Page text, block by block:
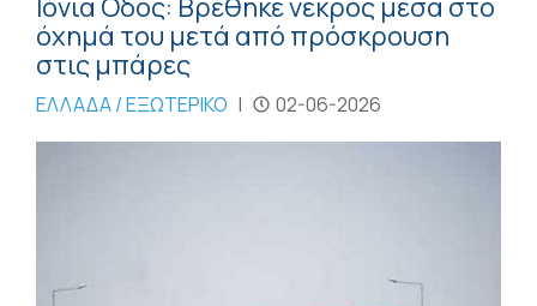
όχημά του μετά από πρόσκρουση
στις μπάρες
ΕΛΛΑΔΑ / ΕΞΩΤΕΡΙΚΟ | 02-06-2026